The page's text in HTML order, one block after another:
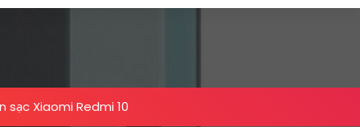
sạc Xiaomi Redmi 10